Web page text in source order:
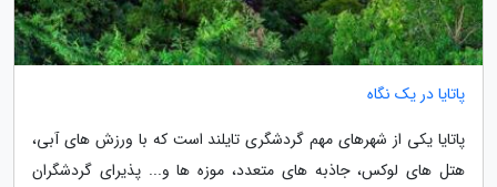
پاتایا در یک نگاه
پاتایا یکی از شهرهای مهم گردشگری تایلند است که با ورزش های آبی،
هتل های لوکس، جاذبه های متعدد، موزه ها و... پذیرای گردشگران